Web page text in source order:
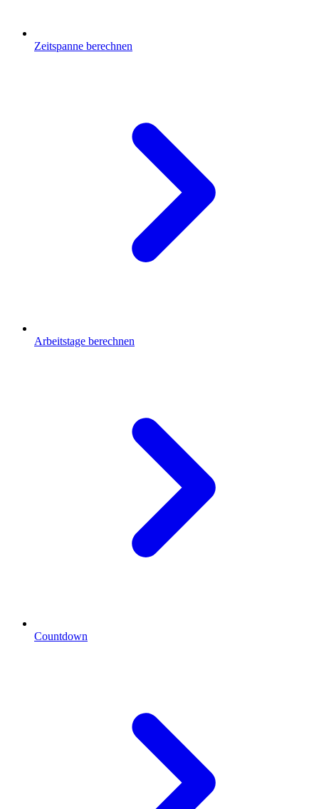
Zeitspanne berechnen
Arbeitstage berechnen
Countdown